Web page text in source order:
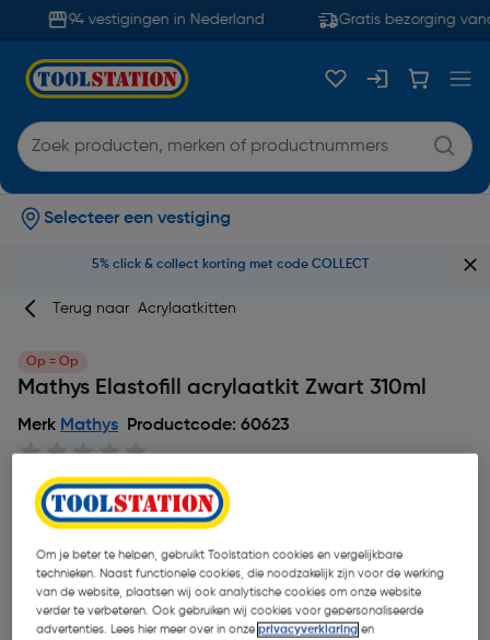
94 vestigingen in Nederland Gratis bezorging
Selecteer een vestiging
5% click & collect korting met code COLLECT
Terug naar Acrylaatkitten
Op = Op
Mathys Elastofill acrylaatkit Zwart 310ml
Merk Mathys Productcode: 60623
Om je beter te helpen, gebruikt Toolstation cookies en vergelijkbare
technieken. Naast functionele cookies, die noodzakelijk zijn voor de werking
van de website, plaatsen wij ook analytische cookies om onze website
verder te verbeteren. Ook gebruiken wij cookies voor gepersonaliseerde
advertenties. Lees hier meer over in onzeprivacyverklaring en